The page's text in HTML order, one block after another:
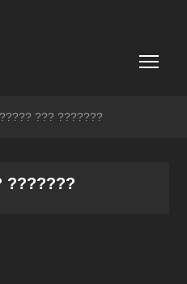
??? ???????
???????